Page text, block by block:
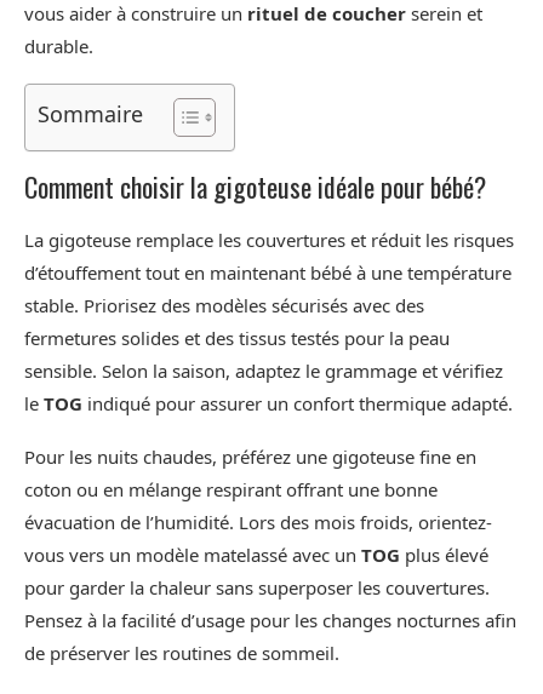
vous aider à construire un rituel de coucher serein et
durable.
Sommaire
Comment choisir la gigoteuse idéale pour bébé?
La gigoteuse remplace les couvertures et réduit les risques
d’étouffement tout en maintenant bébé à une température
stable. Priorisez des modèles sécurisés avec des
fermetures solides et des tissus testés pour la peau
sensible. Selon la saison, adaptez le grammage et vérifiez
le TOG indiqué pour assurer un confort thermique adapté.
Pour les nuits chaudes, préférez une gigoteuse fine en
coton ou en mélange respirant offrant une bonne
évacuation de l’humidité. Lors des mois froids, orientez-
vous vers un modèle matelassé avec un TOG plus élevé
pour garder la chaleur sans superposer les couvertures.
Pensez à la facilité d’usage pour les changes nocturnes afin
de préserver les routines de sommeil.